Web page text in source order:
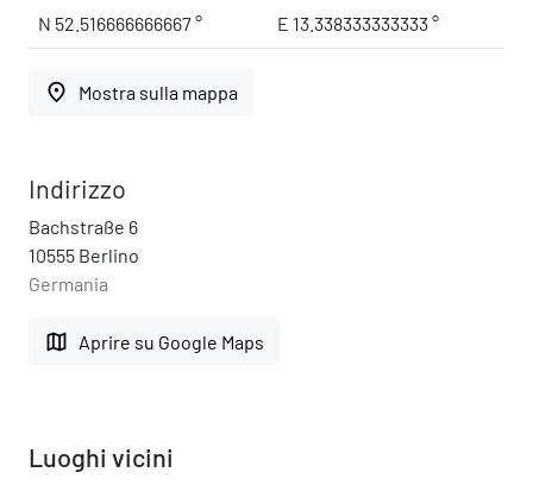
N 52.516666666667 ° E 13.338333333333 °
place Mostra sulla mappa
Indirizzo
Bachstraße 6
10555 Berlino
Germania
map Aprire su Google Maps
Luoghi vicini